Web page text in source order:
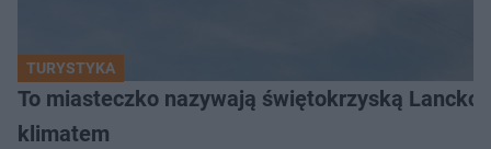
TURYSTYKA
To miasteczko nazywają świętokrzyską
klimatem